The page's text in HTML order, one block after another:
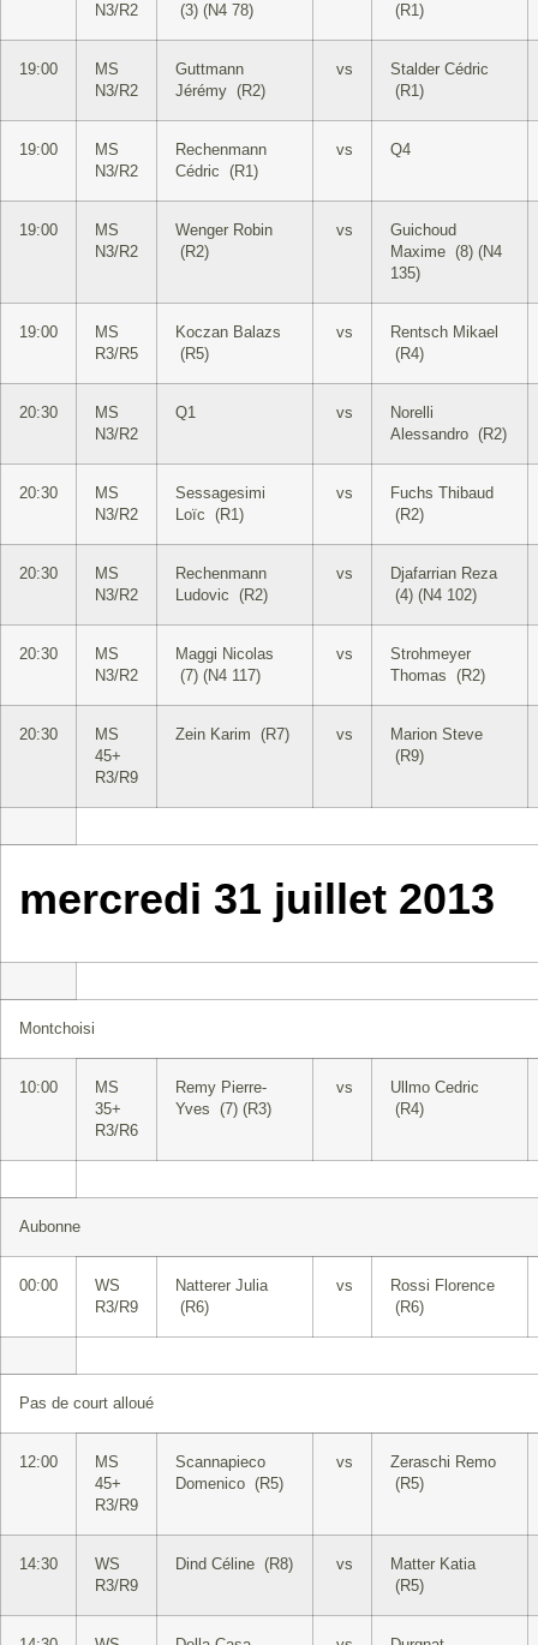
N3/R2
(3) (N4 78)
(R1)
19:00
MS
N3/R2
Guttmann
Jérémy (R2)
vs
Stalder Cédric
(R1)
19:00
MS
N3/R2
Rechenmann
Cédric (R1)
vs Q4
19:00
MS
N3/R2
Wenger Robin
(R2)
vs
Guichoud
Maxime (8) (N4
135)
19:00
MS
R3/R5
Koczan Balazs
(R5)
vs
Rentsch Mikael
(R4)
20:30
MS
N3/R2
Q1 vs
Norelli
Alessandro (R2)
20:30
MS
N3/R2
Sessagesimi
Loïc (R1)
vs
Fuchs Thibaud
(R2)
20:30
MS
N3/R2
Rechenmann
Ludovic (R2)
vs
Djafarrian Reza
(4) (N4 102)
20:30
MS
N3/R2
Maggi Nicolas
(7) (N4 117)
vs
Strohmeyer
Thomas (R2)
20:30
MS
45+
R3/R9
Zein Karim (R7) vs
Marion Steve
(R9)
mercredi 31 juillet 2013
Montchoisi
10:00
MS
35+
R3/R6
Remy Pierre-
Yves (7) (R3)
vs
Ullmo Cedric
(R4)
Aubonne
00:00
WS
R3/R9
Natterer Julia
(R6)
vs
Rossi Florence
(R6)
Pas de court alloué
12:00
MS
45+
R3/R9
Scannapieco
Domenico (R5)
vs
Zeraschi Remo
(R5)
14:30
WS
R3/R9
Dind Céline (R8) vs
Matter Katia
(R5)